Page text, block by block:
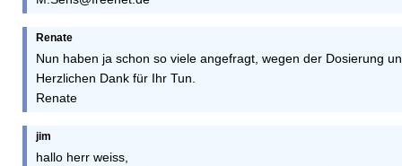
Renate
Nun haben ja schon so viele angefragt, wegen der Dosierung
Herzlichen Dank für Ihr Tun.
Renate
jim
hallo herr weiss,